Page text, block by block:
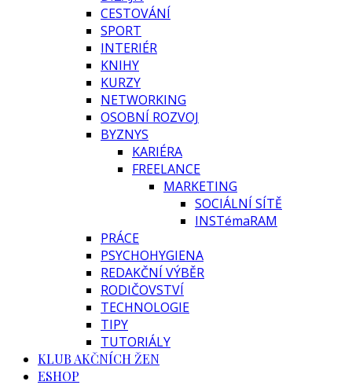
CESTOVÁNÍ
SPORT
INTERIÉR
KNIHY
KURZY
NETWORKING
OSOBNÍ ROZVOJ
BYZNYS
KARIÉRA
FREELANCE
MARKETING
SOCIÁLNÍ SÍTĚ
INSTémaRAM
PRÁCE
PSYCHOHYGIENA
REDAKČNÍ VÝBĚR
RODIČOVSTVÍ
TECHNOLOGIE
TIPY
TUTORIÁLY
KLUB AKČNÍCH ŽEN
ESHOP